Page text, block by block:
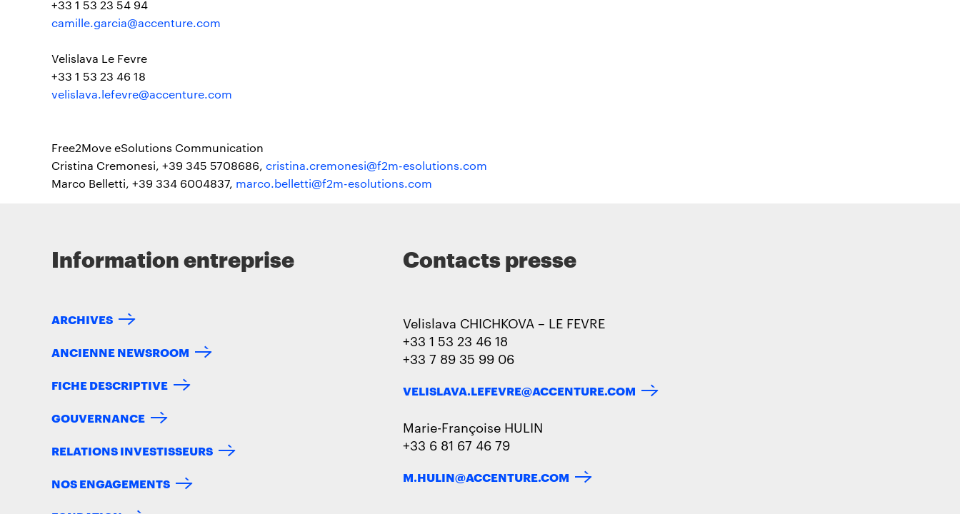
+33 1 53 23 54 94
camille.garcia@accenture.com
Velislava Le Fevre
+33 1 53 23 46 18
velislava.lefevre@accenture.com
Free2Move eSolutions Communication
Cristina Cremonesi, +39 345 5708686, cristina.cremonesi@f2m-esolutions.com
Marco Belletti, +39 334 6004837, marco.belletti@f2m-esolutions.com
Information entreprise
ARCHIVES
ANCIENNE NEWSROOM
FICHE DESCRIPTIVE
GOUVERNANCE
RELATIONS INVESTISSEURS
NOS ENGAGEMENTS
Contacts presse
Velislava CHICHKOVA – LE FEVRE
+33 1 53 23 46 18
+33 7 89 35 99 06
VELISLAVA.LEFEVRE@ACCENTURE.COM
Marie-Françoise HULIN
+33 6 81 67 46 79
M.HULIN@ACCENTURE.COM